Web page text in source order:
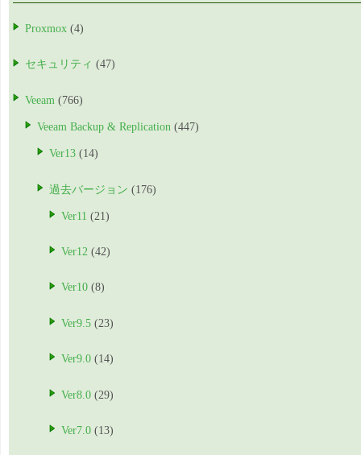
Proxmox (4)
セキュリティ (47)
Veeam (766)
Veeam Backup & Replication (447)
Ver13 (14)
過去バージョン (176)
Ver11 (21)
Ver12 (42)
Ver10 (8)
Ver9.5 (23)
Ver9.0 (14)
Ver8.0 (29)
Ver7.0 (13)